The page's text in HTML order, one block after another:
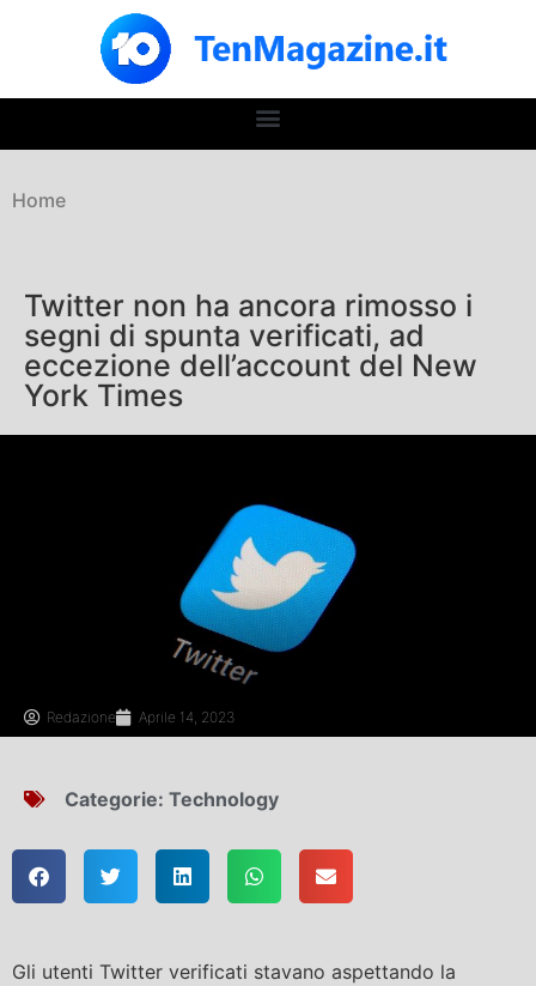
Home
Twitter non ha ancora rimosso i
segni di spunta verificati, ad
eccezione dell’account del New
York Times
Redazione Aprile 14, 2023
Categorie: Technology
Gli utenti Twitter verificati stavano aspettando la